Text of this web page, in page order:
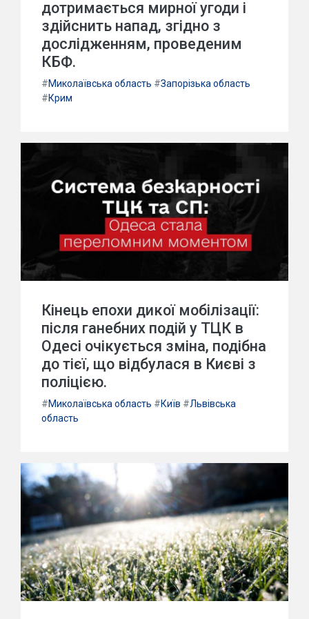
дотримається мирної угоди і
здійснить напад, згідно з
дослідженням, проведеним
КБФ.
#Миколаївська область #Запорізька область
#Крим
Кінець епохи дикої мобілізації:
після ганебних подій у ТЦК в
Одесі очікується зміна, подібна
до тієї, що відбулася в Києві з
поліцією.
#Миколаївська область #Київ #Львівська
область